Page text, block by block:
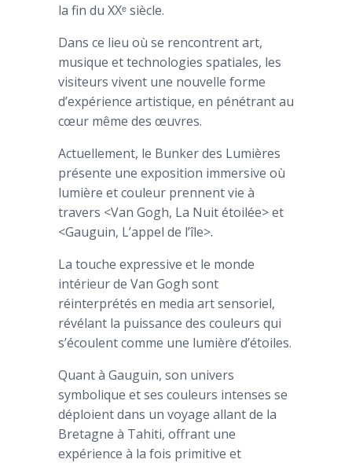
la fin du XXᵉ siècle.
Dans ce lieu où se rencontrent art,
musique et technologies spatiales, les
visiteurs vivent une nouvelle forme
d’expérience artistique, en pénétrant au
cœur même des œuvres.
Actuellement, le Bunker des Lumières
présente une exposition immersive où
lumière et couleur prennent vie à
travers <Van Gogh, La Nuit étoilée> et
<Gauguin, L’appel de l’île>.
La touche expressive et le monde
intérieur de Van Gogh sont
réinterprétés en media art sensoriel,
révélant la puissance des couleurs qui
s’écoulent comme une lumière d’étoiles.
Quant à Gauguin, son univers
symbolique et ses couleurs intenses se
déploient dans un voyage allant de la
Bretagne à Tahiti, offrant une
expérience à la fois primitive et